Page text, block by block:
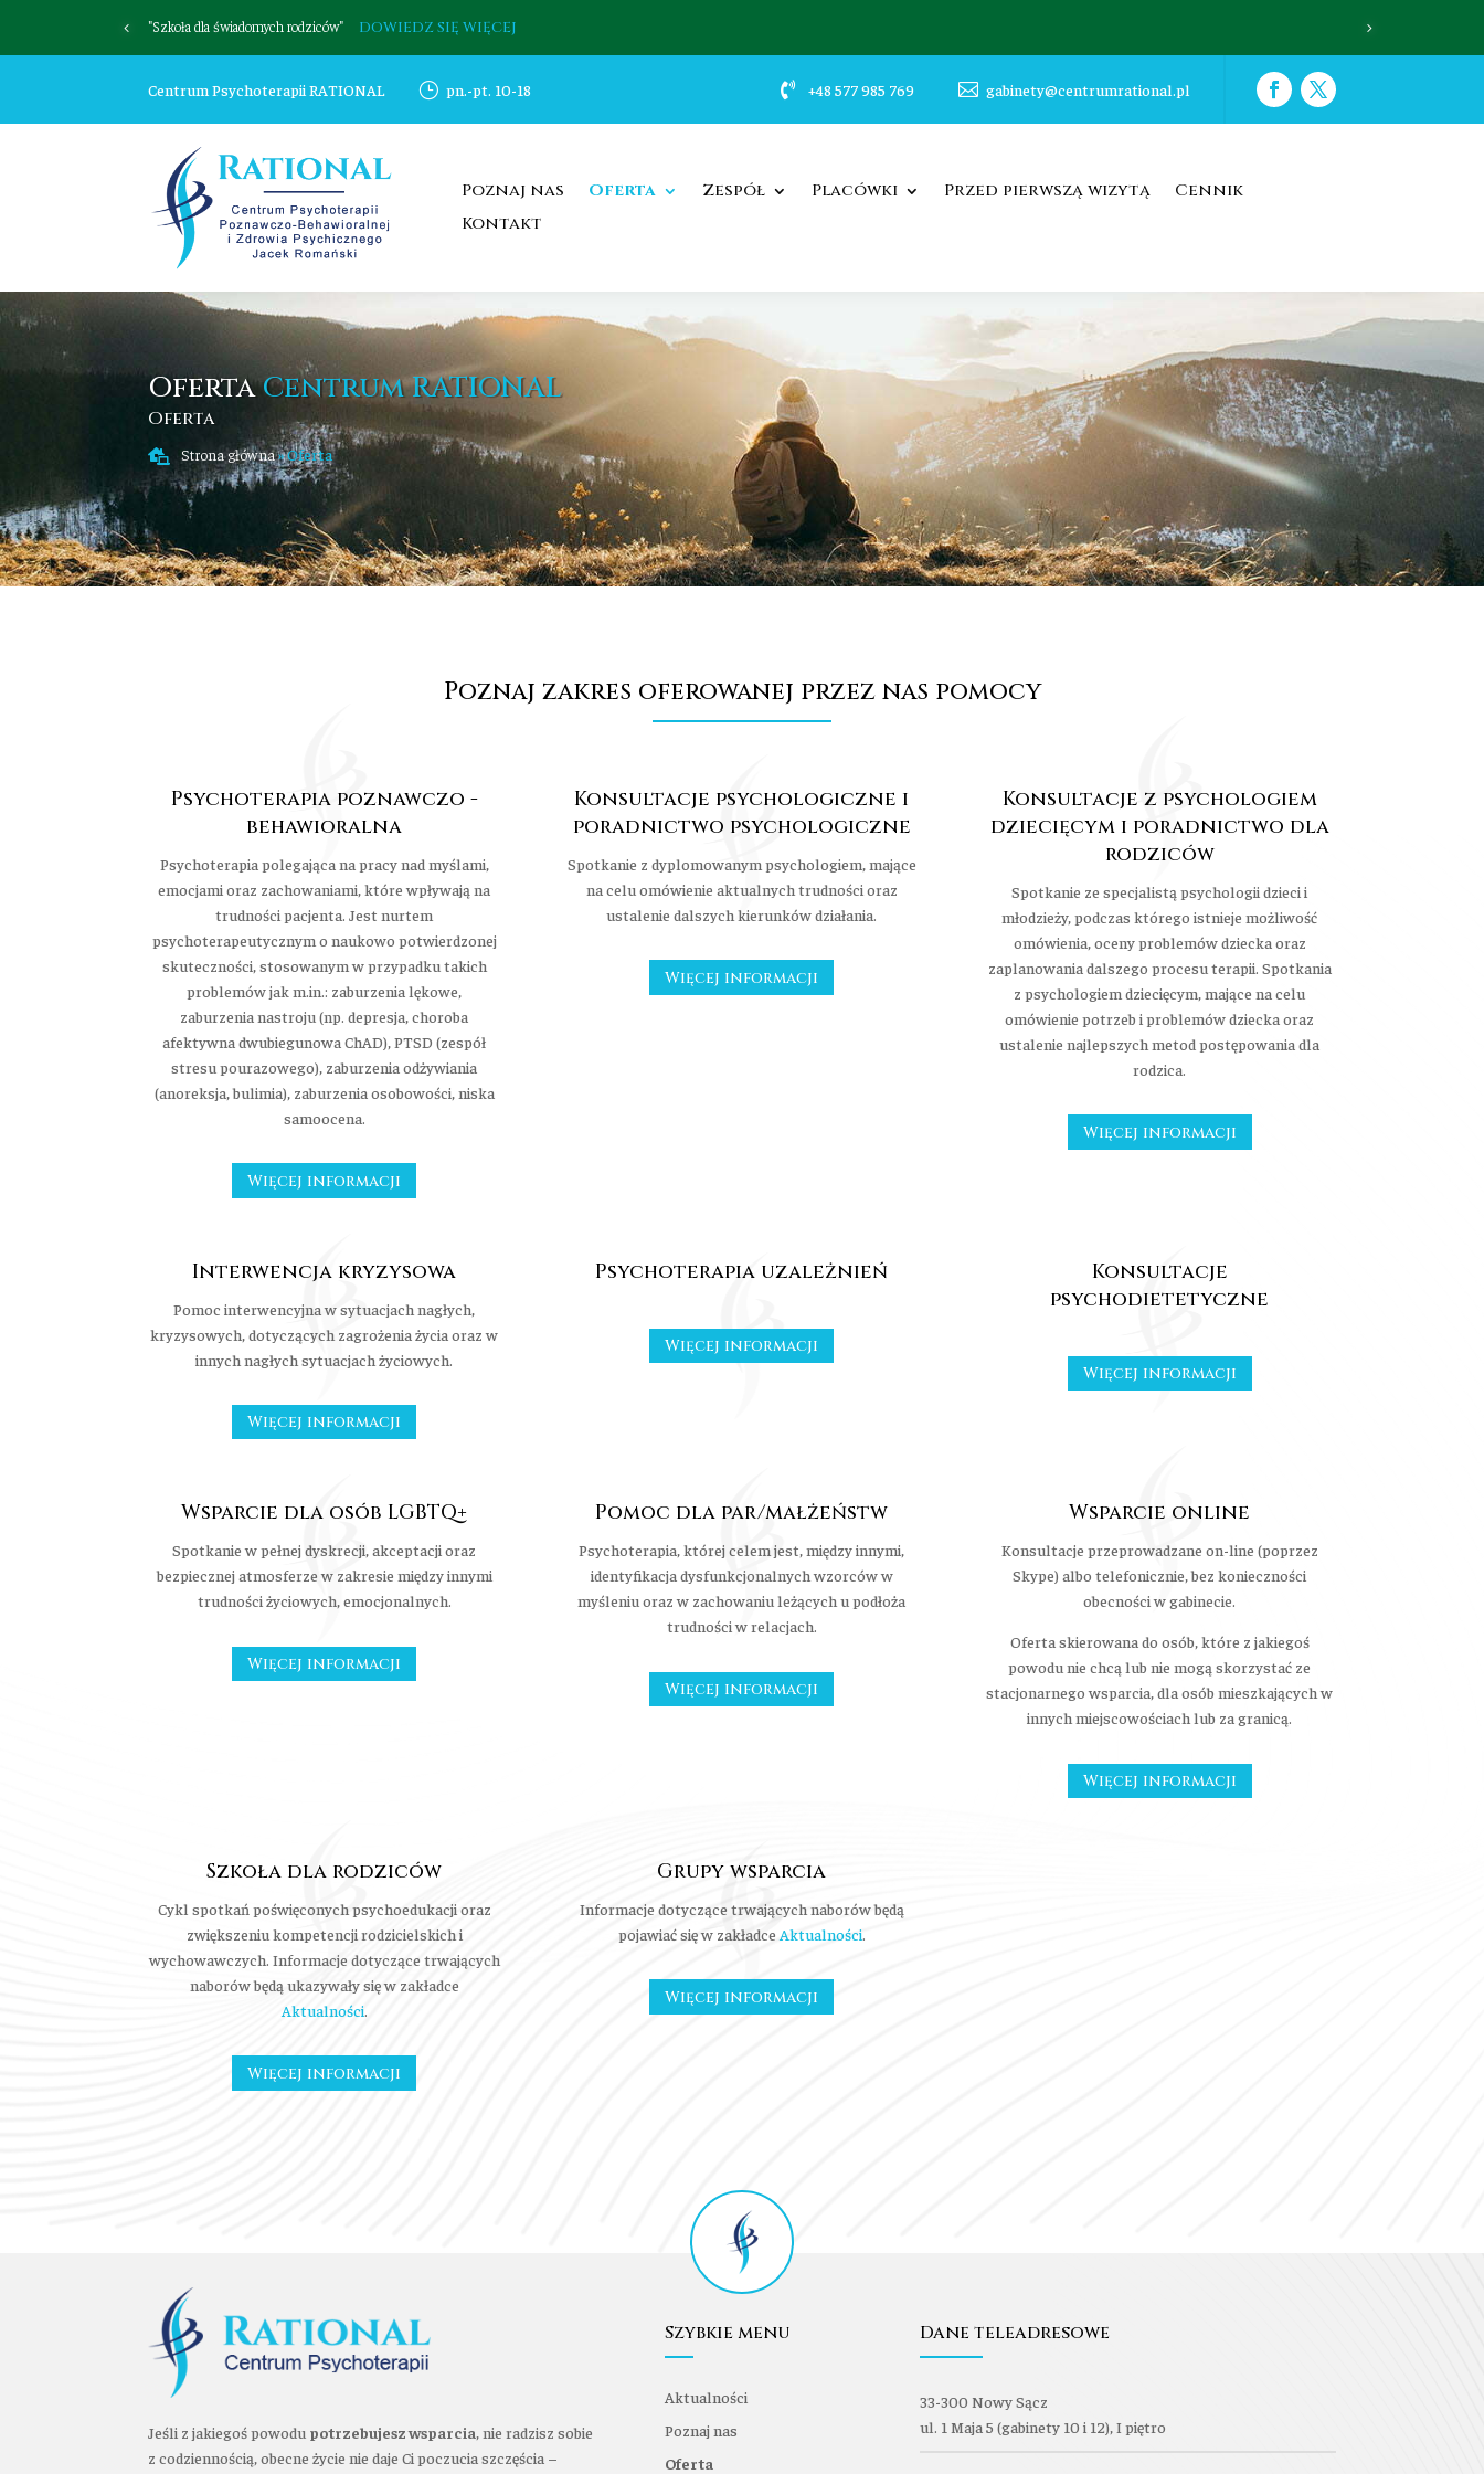
"Szkoła dla świadomych rodziców" DOWIEDZ SIĘ WIĘCEJ REGULAMIN
Centrum Psychoterapii RATIONAL } pn.-pt. 10-18  +48 577 985 769  gabinety@centrumrational.pl
Poznaj nas Oferta Zespół Placówki Przed pierwszą wizytą
Cennik
Kontakt
OfertaCentrum RATIONAL
Oferta
 Strona główna»Oferta
Poznaj zakres oferowanej przez nas pomocy
Psychoterapia poznawczo -
behawioralna
Psychoterapia polegająca na pracy nad myślami,
emocjami oraz zachowaniami, które wpływają na
trudności pacjenta. Jest nurtem
psychoterapeutycznym o naukowo potwierdzonej
skuteczności, stosowanym w przypadku takich
problemów jak m.in.: zaburzenia lękowe,
zaburzenia nastroju (np. depresja, choroba
afektywna dwubiegunowa ChAD), PTSD (zespół
stresu pourazowego), zaburzenia odżywiania
(anoreksja, bulimia), zaburzenia osobowości, niska
samoocena.
Więcej informacji
Konsultacje psychologiczne i
poradnictwo psychologiczne
Spotkanie z dyplomowanym psychologiem, mające
na celu omówienie aktualnych trudności oraz
ustalenie dalszych kierunków działania.
Więcej informacji
Konsultacje z psychologiem
dziecięcym i poradnictwo dla
rodziców
Spotkanie ze specjalistą psychologii dzieci i
młodzieży, podczas którego istnieje możliwość
omówienia, oceny problemów dziecka oraz
zaplanowania dalszego procesu terapii. Spotkania
z psychologiem dziecięcym, mające na celu
omówienie potrzeb i problemów dziecka oraz
ustalenie najlepszych metod postępowania dla
rodzica.
Więcej informacji
Interwencja kryzysowa
Pomoc interwencyjna w sytuacjach nagłych,
kryzysowych, dotyczących zagrożenia życia oraz w
innych nagłych sytuacjach życiowych.
Więcej informacji
Psychoterapia uzależnień
Więcej informacji
Konsultacje
psychodietetyczne
Więcej informacji
Wsparcie dla osób LGBTQ+
Spotkanie w pełnej dyskrecji, akceptacji oraz
bezpiecznej atmosferze w zakresie między innymi
trudności życiowych, emocjonalnych.
Więcej informacji
Pomoc dla par/małżeństw
Psychoterapia, której celem jest, między innymi,
identyfikacja dysfunkcjonalnych wzorców w
myśleniu oraz w zachowaniu leżących u podłoża
trudności w relacjach.
Więcej informacji
Wsparcie online
Konsultacje przeprowadzane on-line (poprzez
Skype) albo telefonicznie, bez konieczności
obecności w gabinecie.
Oferta skierowana do osób, które z jakiegoś
powodu nie chcą lub nie mogą skorzystać ze
stacjonarnego wsparcia, dla osób mieszkających w
innych miejscowościach lub za granicą.
Więcej informacji
Szkoła dla rodziców
Cykl spotkań poświęconych psychoedukacji oraz
zwiększeniu kompetencji rodzicielskich i
wychowawczych. Informacje dotyczące trwających
naborów będą ukazywały się w zakładce
Aktualności.
Więcej informacji
Grupy wsparcia
Informacje dotyczące trwających naborów będą
pojawiać się w zakładce Aktualności.
Więcej informacji
Jeśli z jakiegoś powodu potrzebujesz wsparcia, nie radzisz sobie
z codziennością, obecne życie nie daje Ci poczucia szczęścia –
Szybkie menu
Aktualności
Poznaj nas
Oferta
Dane teleadresowe
33-300 Nowy Sącz
ul. 1 Maja 5 (gabinety 10 i 12), I piętro